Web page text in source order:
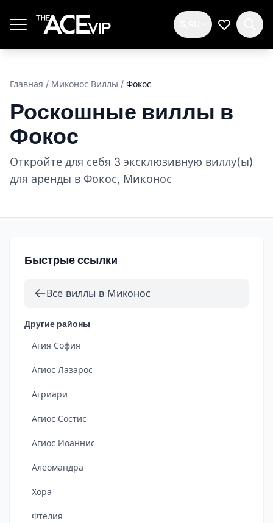
Мой
Главная / Миконос Виллы / Фокос
Роскошные виллы в
Фокос
Откройте для себя 3 эксклюзивную виллу(ы)
для аренды в Фокос, Миконос
Быстрые ссылки
Все виллы в Миконос
Другие районы
Агия София
Агиос Лазарос
Агриари
Агиос Состис
Агиос Иоаннис
Алеомандра
Хора
Фтелия